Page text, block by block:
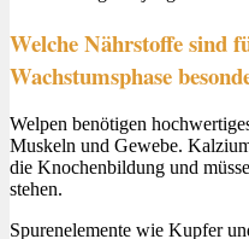
Welche Nährstoffe sind
Wachstumsphase
Welpen benötigen
Muskeln und Gewebe.
die Knochenbildung und
stehen.
Spurenelemente wie Kupfer